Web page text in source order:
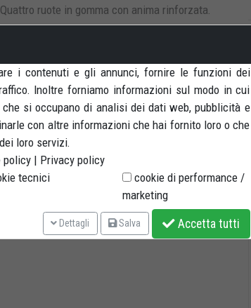
ruote in gomma con anima rinforzata.
i contenuti e gli annunci, fornire le funzioni dei
Inoltre forniamo informazioni sul modo in cui
si occupano di analisi dei dati web, pubblicità e
con altre informazioni che hai fornito loro o che
loro servizi.
policy | Privacy policy
tecnici
cookie di performance /
marketing
Dettagli Salva Accetta tutti